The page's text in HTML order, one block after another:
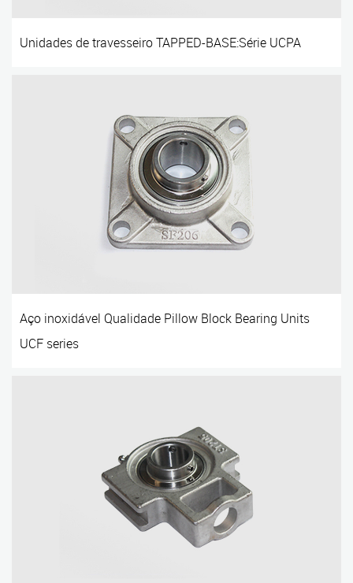
Unidades de travesseiro TAPPED-BASE:Série UCPA
Aço inoxidável Qualidade Pillow Block Bearing Units
UCF series